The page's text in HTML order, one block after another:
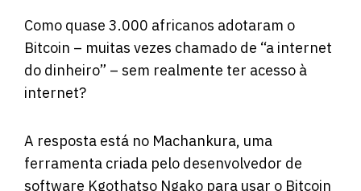
Como quase 3.000 africanos adotaram o
Bitcoin – muitas vezes chamado de “a internet
do dinheiro” – sem realmente ter acesso à
internet?
A resposta está no Machankura, uma
ferramenta criada pelo desenvolvedor de
software Kgothatso Ngako para usar o Bitcoin